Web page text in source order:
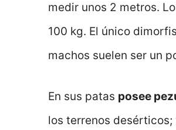
medir unos 2 metros.
100 kg. El único
machos suelen ser un
En sus patas posee
los terrenos